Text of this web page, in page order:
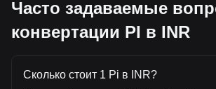
Часто задаваемые
конвертации PI в INR
Сколько стоит 1 Pi в INR?